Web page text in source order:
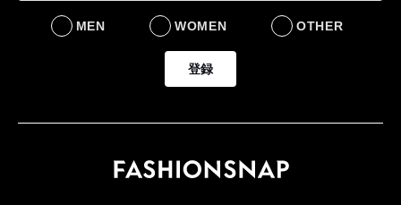
MEN WOMEN OTHER
登録